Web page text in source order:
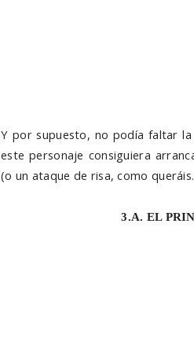
Y por supuesto, no podía faltar
este personaje consiguiera
(o un ataque de risa, como
3.A. EL